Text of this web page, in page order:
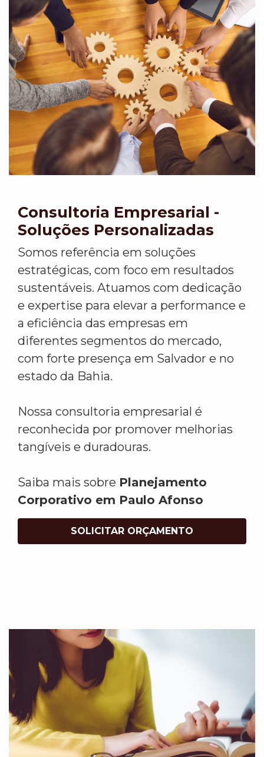
Consultoria Empresarial -
Soluções Personalizadas
Somos referência em soluções
estratégicas, com foco em resultados
sustentáveis. Atuamos com dedicação
e expertise para elevar a performance e
a eficiência das empresas em
diferentes segmentos do mercado,
com forte presença em Salvador e no
estado da Bahia.
Nossa consultoria empresarial é
reconhecida por promover melhorias
tangíveis e duradouras.
Saiba mais sobre Planejamento
Corporativo em Paulo Afonso
SOLICITAR ORÇAMENTO